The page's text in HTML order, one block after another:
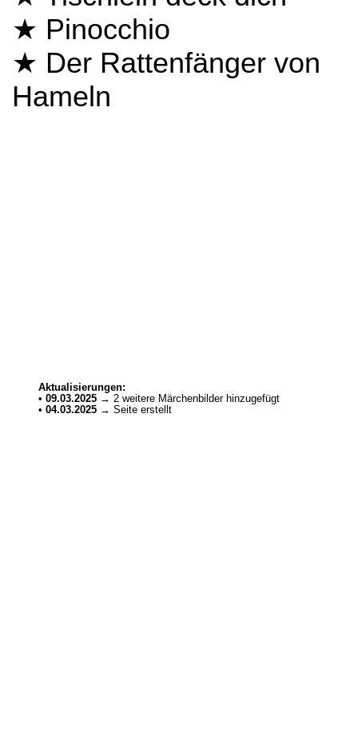
★ Pinocchio
★ Der Rattenfänger von
Hameln
Aktualisierungen:
• 09.03.2025 → 2 weitere Märchenbilder hinzugefügt
• 04.03.2025 → Seite erstellt